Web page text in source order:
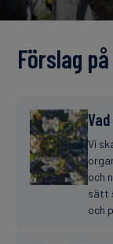
Förslag
Vi
och
sätt
och